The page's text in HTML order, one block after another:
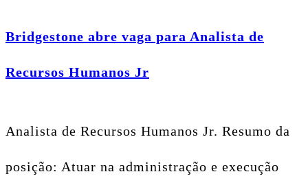
Bridgestone abre vaga para Analista de
Recursos Humanos Jr
Analista de Recursos Humanos Jr. Resumo da
posição: Atuar na administração e execução